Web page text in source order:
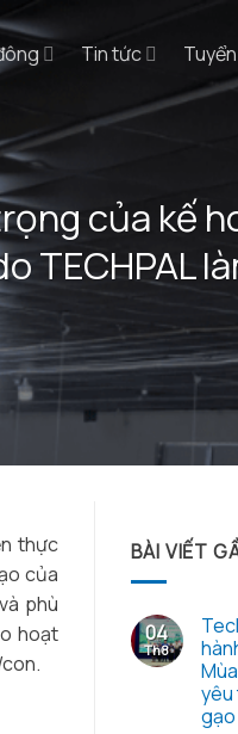
Tin tức
của kế
TECHPAL
thực
của
phù
hoạt
BÀI VIẾT
04
Th8
yêu